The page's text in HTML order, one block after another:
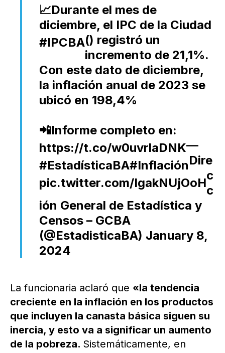
📈Durante el mes de
diciembre, el IPC de la Ciudad
(
#IPCBA ) registró un
incremento de 21,1%.
Con este dato de diciembre,
la inflación anual de 2023 se
ubicó en 198,4%
📲Informe completo en:
https://t.co/w0uvrlaDNK
#EstadísticaBA#Inflación
pic.twitter.com/IgakNUjOoH
—
Dire
c
c
ión General de Estadística y
Censos – GCBA
(@EstadisticaBA) January 8,
2024
La funcionaria aclaró que «la tendencia
creciente en la inflación en los productos
que incluyen la canasta básica siguen su
inercia, y esto va a significar un aumento
de la pobreza. Sistemáticamente, en